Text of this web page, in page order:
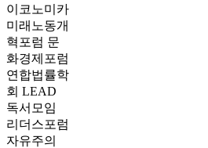
이코노미카
미래노동개
혁포럼 문
화경제포럼
연합법률학
회 LEAD
독서모임
리더스포럼
자유주의